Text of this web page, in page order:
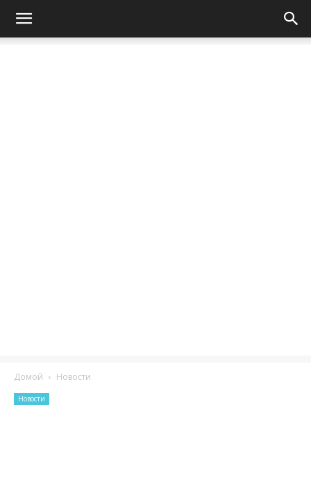
Домой Новости
Новости